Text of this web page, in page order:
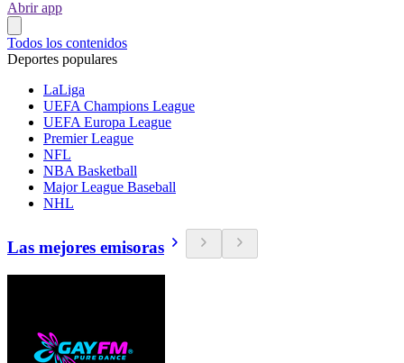
Abrir app
Todos los contenidos
Deportes populares
LaLiga
UEFA Champions League
UEFA Europa League
Premier League
NFL
NBA Basketball
Major League Baseball
NHL
Las mejores emisoras